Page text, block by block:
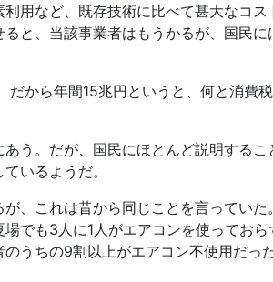
用など、既存技術に比べて甚大なコス
と、当該事業者はもうかるが、国民に
だから年間15兆円というと、何と消費
う。だが、国民にほとんど説明するこ
いるようだ。
、これは昔から同じことを言っていた
場でも3 人に1 人がエアコンを使ってお
のうちの9割以上がエアコン不使用だっ